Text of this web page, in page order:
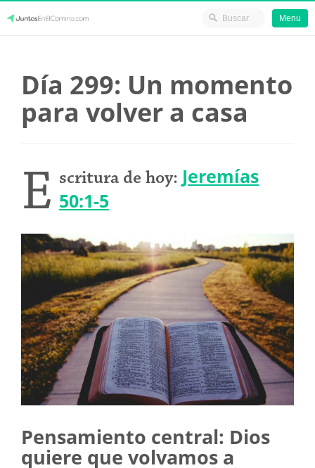
content
Menu
Día 299: Un momento
para volver a casa
E scritura de hoy:Jeremías
50:1-5
Pensamiento central: Dios
quiere que volvamos a